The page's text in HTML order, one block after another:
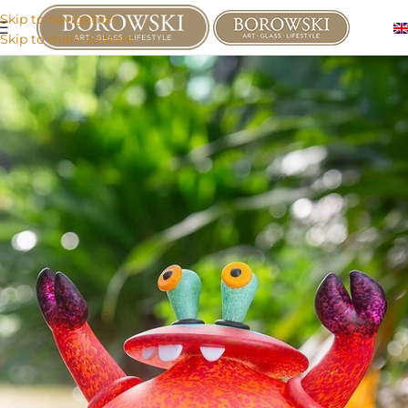
Skip to navigation
Skip to main content